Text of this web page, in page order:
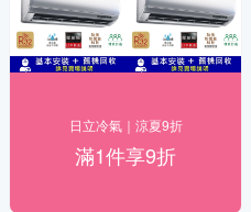
日立冷氣｜涼夏9折
滿1件享9折